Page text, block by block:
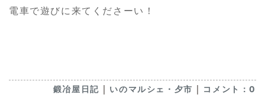
電車で遊びに来てくださーい！
鍛冶屋日記 ｜ いのマルシェ・夕市 ｜ コメント：0